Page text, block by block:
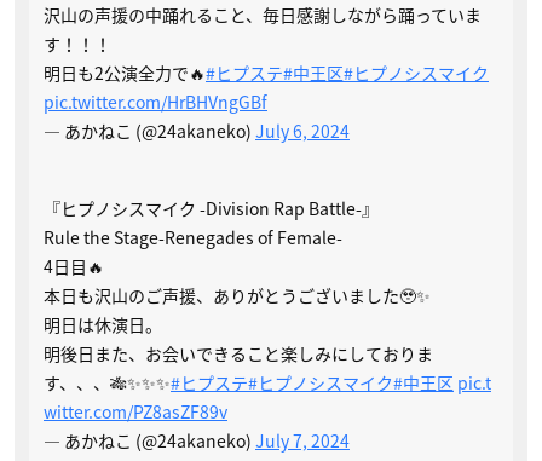
沢山の声援の中踊れること、毎日感謝しながら踊っていま
す！！！
明日も2公演全力で🔥#ヒプステ#中王区#ヒプノシスマイク
pic.twitter.com/HrBHVngGBf
— あかねこ (@24akaneko) July 6, 2024
『ヒプノシスマイク -Division Rap Battle-』
Rule the Stage-Renegades of Female-
4日目🔥
本日も沢山のご声援、ありがとうございました🥹✨
明日は休演日。
明後日また、お会いできること楽しみにしておりま
す、、、🎋✨✨✨#ヒプステ#ヒプノシスマイク#中王区 pic.t
witter.com/PZ8asZF89v
— あかねこ (@24akaneko) July 7, 2024